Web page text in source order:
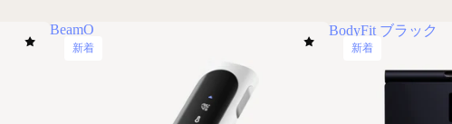
BeamO
新着
BodyFit ブラック
新着